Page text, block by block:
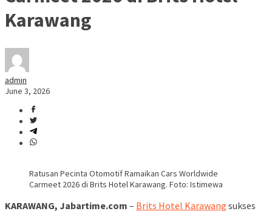
Karawang
admin
June 3, 2026
Ratusan Pecinta Otomotif Ramaikan Cars Worldwide
Carmeet 2026 di Brits Hotel Karawang. Foto: Istimewa
KARAWANG, Jabartime.com – Brits Hotel Karawang sukses